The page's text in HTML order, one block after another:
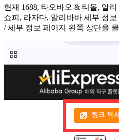
현재 1688, 타오바오 & 티몰, 알
쇼피, 라자다, 알리바바 세부 정
/ 세부 정보 페이지 왼쪽 상단을